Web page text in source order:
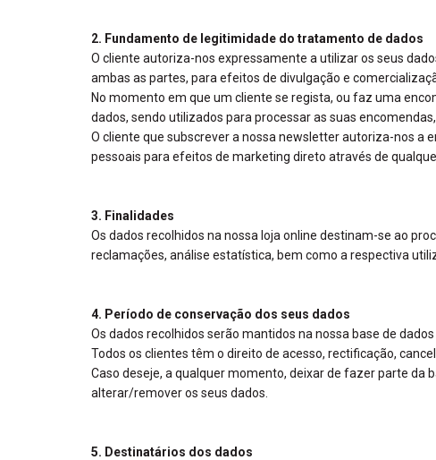
2. Fundamento de legitimidade do tratamento de dados
O cliente autoriza-nos expressamente a utilizar os seus
ambas as partes, para efeitos de divulgação e
No momento em que um cliente se regista, ou faz uma
dados, sendo utilizados para processar as suas
O cliente que subscrever a nossa newsletter autoriza-nos a
pessoais para efeitos de marketing direto através de
3. Finalidades
Os dados recolhidos na nossa loja online destinam-se ao
reclamações, análise estatística, bem como a respectiva
4. Período de conservação dos seus dados
Os dados recolhidos serão mantidos na nossa base de
Todos os clientes têm o direito de acesso, rectificação,
Caso deseje, a qualquer momento, deixar de fazer parte da
alterar/remover os seus dados.
5. Destinatários dos dados